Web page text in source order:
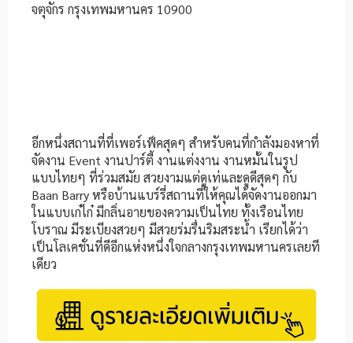
จตุจักร กรุงเทพมหานคร 10900
อีกหนึ่งสถานที่ที่เพอร์เฟ็คสุดๆ สำหรับคนที่กำลังมองหาที่
จัดงาน Event งานปาร์ตี้ งานแต่งงาน งานหมั้นในรูป
แบบไทยๆ ที่ร่วมสมัย สวยงามแต่ดูเท่และดูดีสุดๆ กับ
Baan Barry หรือบ้านแบร์รี่สถานที่ให้คุณได้จัดงานออกมา
ในแบบเก๋ไก๋ มีกลิ่นอายของความเป็นไทย ทั้งเรือนไทย
โบราณ มีระเบียงสวยๆ มีสวยร่มรื่นริมสระน้ำ เรียกได้ว่า
เป็นโลเคชั่นที่ดีอีกแห่งหนึ่งใจกลางกรุงเทพมหานครเลยที
เดียว